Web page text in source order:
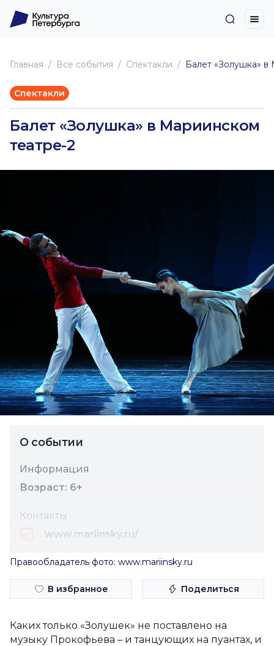
Главная Все события Спектакли Балет «Золушка»
Спектакли
Балет «Золушка» в Мариинском
театре-2
О событии
Информация
Возраст: 6+
Контакты
www.mariinsky.ru/
Правообладатель фото: www.mariinsky.ru
В избранное Поделиться
Каких только «Золушек» не поставлено на
музыку Прокофьева – и танцующих на пуантах, и